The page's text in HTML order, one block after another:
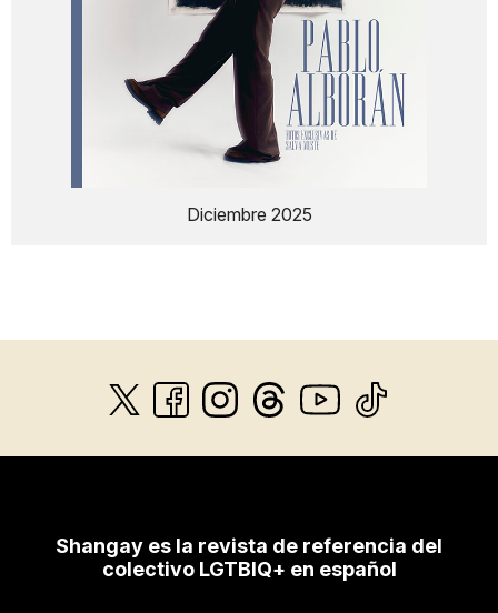
Diciembre 2025
Shangay es la revista de referencia del
colectivo LGTBIQ+ en español